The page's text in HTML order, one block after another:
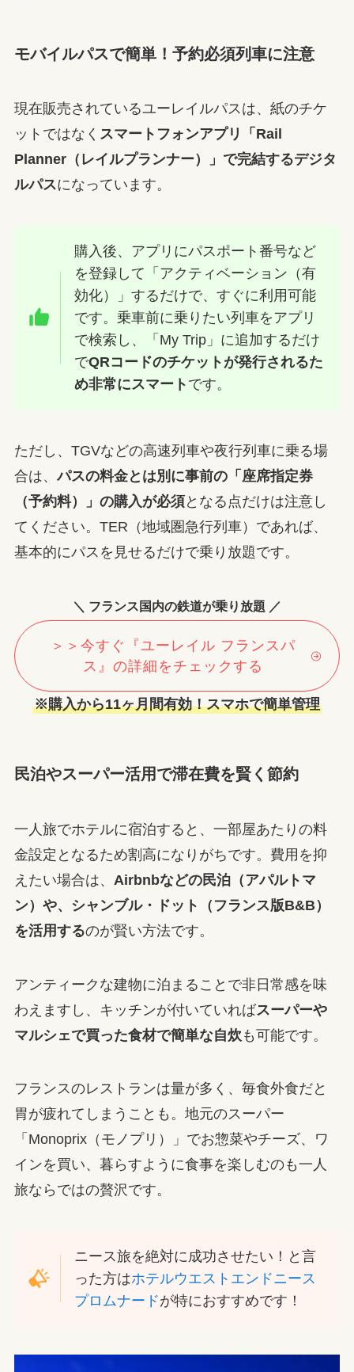
モバイルパスで簡単！予約必須列車に注意
現在販売されているユーレイルパスは、紙のチケ
ットではなく スマートフォンアプリ「Rail
Planner（レイルプランナー）」で完結するデジタ
ルパスになっています。
購入後、アプリにパスポート番号など
を登録して「アクティベーション（有
効化）」するだけで、すぐに利用可能
です。乗車前に乗りたい列車をアプリ
で検索し、「My Trip」に追加するだけ
でQRコードのチケットが発行されるた
め非常にスマート です。
ただし、TGVなどの高速列車や夜行列車に乗る場
合は、パスの料金とは別に事前の「座席指定券
（予約料）」の購入が必須となる点だけは注意し
てください。TER（地域圏急行列車）であれば、
基本的にパスを見せるだけで乗り放題です。
＼ フランス国内の鉄道が乗り放題 ／
＞＞今すぐ『ユーレイル フランスパ
ス』の詳細をチェックする
※購入から11ヶ月間有効！スマホで簡単管理
民泊やスーパー活用で滞在費を賢く節約
一人旅でホテルに宿泊すると、一部屋あたりの料
金設定となるため割高になりがちです。費用を抑
えたい場合は、 Airbnbなどの民泊（アパルトマ
ン）や、シャンブル・ドット（フランス版B&B）
を活用するのが賢い方法です。
アンティークな建物に泊まることで非日常感を味
わえますし、キッチンが付いていればスーパーや
マルシェで買った食材で簡単な自炊 も可能です。
フランスのレストランは量が多く、毎食外食だと
胃が疲れてしまうことも。地元のスーパー
「Monoprix（モノプリ）」でお惣菜やチーズ、ワ
インを買い、暮らすように食事を楽しむのも一人
旅ならではの贅沢です。
ニース旅を絶対に成功させたい！と言
った方はホテルウエストエンドニース
プロムナードが特におすすめです！